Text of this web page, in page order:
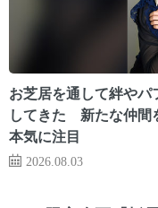
お芝居を通して絆や
してきた 新たな仲間
本気に注目
2026.08.03